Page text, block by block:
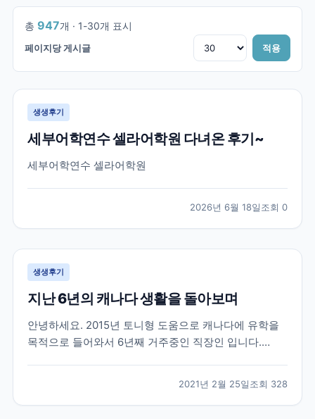
총 947개 · 1-30개 표시
페이지당 게시글 적용
1/32
생생후기
세부어학연수 셀라어학원 다녀온 후기~
세부어학연수 셀라어학원
2026년 6월 18일조회 0
생생후기
지난 6년의 캐나다 생활을 돌아보며
안녕하세요. 2015년 토니형 도움으로 캐나다에 유학을
목적으로 들어와서 6년째 거주중인 직장인 입니다.
시간이 지났네요. 캐나다라는 나라가 어디에 있는지도
몰랐던 제가 군 복무중에 수많은 유학원들 중에서 브레
2021년 2월 25일조회 328